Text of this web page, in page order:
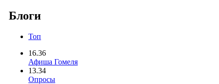
Блоги
Топ
16.36
Афиша Гомеля
13.34
Опросы